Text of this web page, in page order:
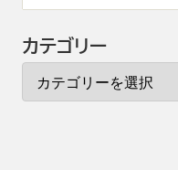
カテゴリー